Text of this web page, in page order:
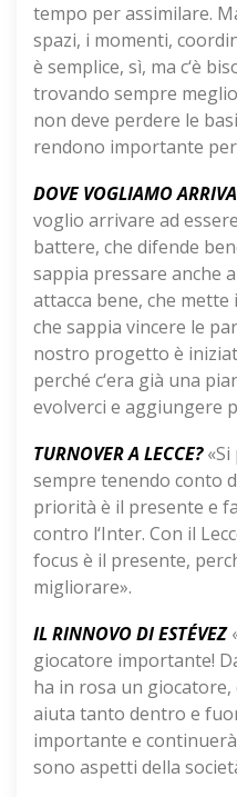
tempo per assimilare.
spazi, i momenti,
è semplice, sì, ma c‘è
trovando sempre
non deve perdere le
rendono importante
DOVE VOGLIAMO
voglio arrivare ad
battere, che difende
sappia pressare anche
attacca bene, che mette
che sappia vincere le
nostro progetto è
perché c‘era già una
evolverci e aggiungere
TURNOVER A LECCE?«Si
sempre tenendo conto
priorità è il presente e
contro l‘Inter. Con il
focus è il presente,
migliorare».
IL RINNOVO DI ESTÉVEZ
giocatore importante!
ha in rosa un
aiuta tanto dentro e
importante e
sono aspetti della